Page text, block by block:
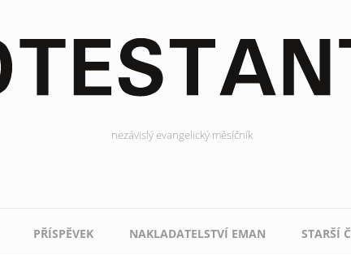
nezávislý evangelický měsíčník
PŘÍSPĚVEK NAKLADATELSTVÍ EMAN STARŠÍ